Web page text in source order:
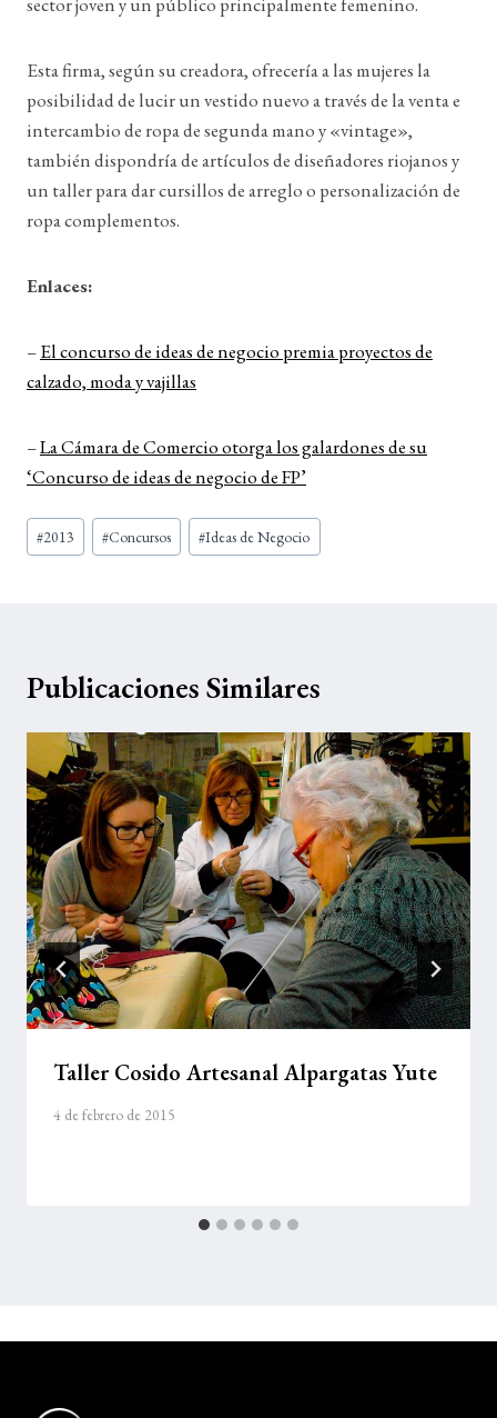
Esta firma, según su creadora, ofrecería a las mujeres la
posibilidad de lucir un vestido nuevo a través de la venta e
intercambio de ropa de segunda mano y «vintage»,
también dispondría de artículos de diseñadores riojanos y
un taller para dar cursillos de arreglo o personalización de
ropa complementos.
Enlaces:
–El concurso de ideas de negocio premia proyectos de
calzado, moda y vajillas
–La Cámara de Comercio otorga los galardones de su
‘Concurso de ideas de negocio de FP’
Etiquetas
de
#2013 #Concursos #Ideas de Negocio
Publicaciones Similares
Taller Cosido Artesanal Alpargatas Yute
4 de febrero de 2015